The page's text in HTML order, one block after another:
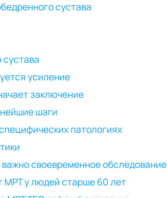
сустава
сустава
усиление
заключение
шаги
патологиях
своевременное обследование
МРТ у людей старше 60 лет